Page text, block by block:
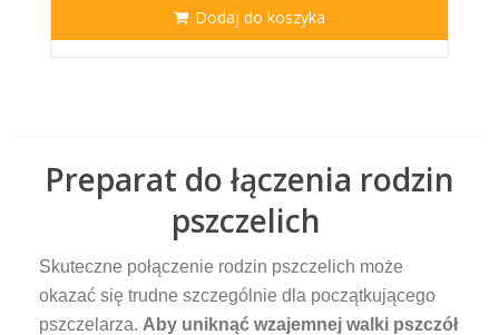
Dodaj do koszyka
Preparat do łączenia rodzin
pszczelich
Skuteczne połączenie rodzin pszczelich może
okazać się trudne szczególnie dla początkującego
pszczelarza. Aby uniknąć wzajemnej walki pszczół